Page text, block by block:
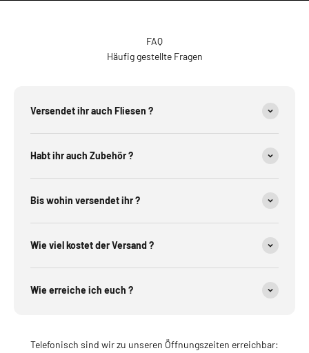
FAQ
Häufig gestellte Fragen
Versendet ihr auch Fliesen ?
Habt ihr auch Zubehör ?
Bis wohin versendet ihr ?
Wie viel kostet der Versand ?
Wie erreiche ich euch ?
Telefonisch sind wir zu unseren Öffnungszeiten erreichbar: